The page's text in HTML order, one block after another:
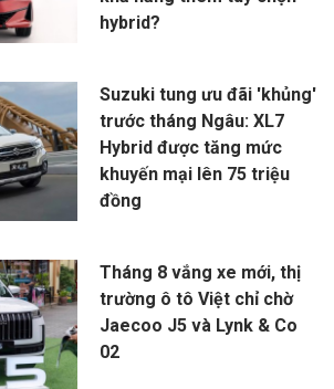
hybrid?
Suzuki tung ưu đãi 'khủng'
trước tháng Ngâu: XL7
Hybrid được tăng mức
khuyến mại lên 75 triệu
đồng
Tháng 8 vắng xe mới, thị
trường ô tô Việt chỉ chờ
Jaecoo J5 và Lynk & Co
02